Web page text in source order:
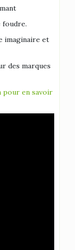
foudre.
imaginaire et
des marques
pour en savoir